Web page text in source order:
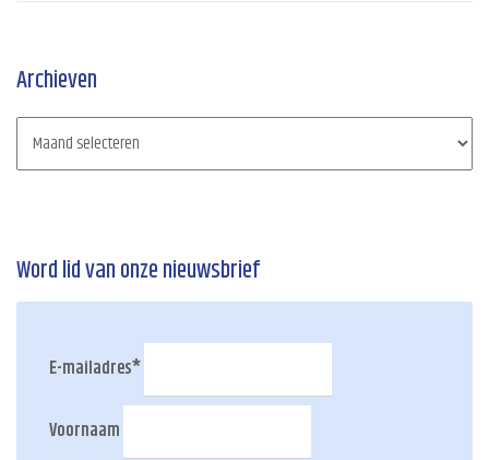
Archieven
Word lid van onze nieuwsbrief
E-mailadres*
Voornaam